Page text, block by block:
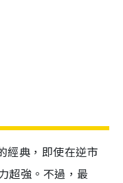
經典，即使在逆市
超強。不過，最